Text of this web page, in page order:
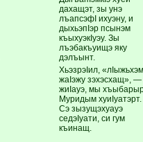
дахащэт, зы унэ
лъапсэфI ихуэну, и
дыхьэпIэр псынэм
къыхуэкIуэу. Зы
лъэбакъуищэ яку
дэлъынт.
ХьэзрэIил,
жаIэжу зэхэсхащ», —
жиIауэ, мы
Муридым хуиIуатэрт.
Сэ зызущэхуауэ
седэIуати, си гум
къинащ.